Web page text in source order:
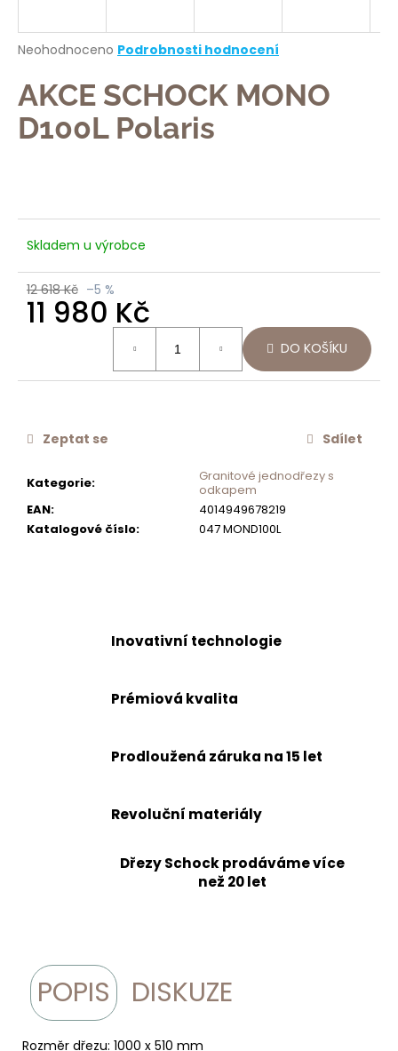
Průměrné
produktu
je
0,0
Neohodnoceno Podrobnosti hodnocení
AKCE SCHOCK MONO
D100L Polaris
Skladem u výrobce
12 618 Kč –5 %
11 980 Kč
DO KOŠÍKU
Kategorie:
Granitové jednodřezy s
odkapem
EAN:
4014949678219
Katalogové číslo: 047 MOND100L
Zeptat se Sdílet
Inovativní technologie
Prémiová kvalita
Prodloužená záruka na 15 let
Revoluční materiály
Dřezy Schock prodáváme více
než 20 let
POPIS DISKUZE
Rozměr dřezu: 1000 x 510 mm
j
t
?
D
o
u
m
e